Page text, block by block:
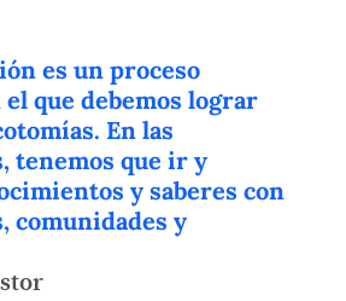
es un proceso
que debemos lograr
En las
tenemos que ir y
y saberes con
comunidades y